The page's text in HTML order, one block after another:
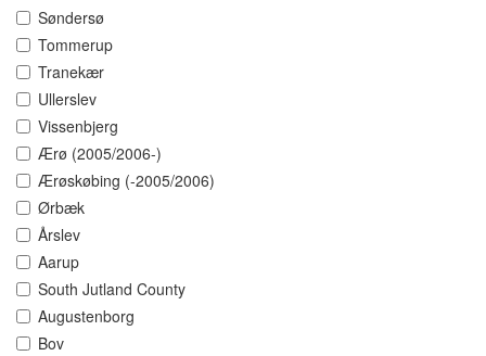
Søndersø
Tommerup
Tranekær
Ullerslev
Vissenbjerg
Ærø (2005/2006-)
Ærøskøbing (-2005/2006)
Ørbæk
Årslev
Aarup
South Jutland County
Augustenborg
Bov